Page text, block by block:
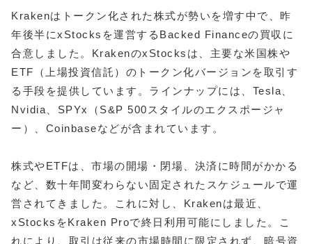
Krakenはトークン化された株式が勢いを増す中で、昨
年後半にxStocksを運営するBacked Financeの買収に
合意しました。KrakenのxStocksは、主要な米国株や
ETF（上場投資信託）のトークン化バージョンを取引す
る手段を提供しています。ラインナップには、Tesla、
Nvidia、SPYx（S&P 500スタイルのエクスポージャ
ー）、Coinbaseなどが含まれています。
株式やETFは、市場の開場・閉場、決済に時間がかかる
など、数十年間変わらない固定されたスケジュールで運
営されてきました。これに対し、Krakenは最近、
xStocksをKraken Proで終日利用可能にしました。こ
れにより、取引は従来の市場時間に限定されず、暗号資